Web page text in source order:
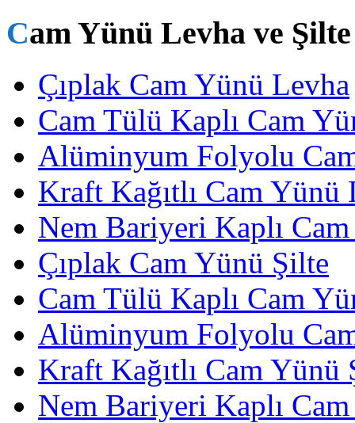
Cam Yünü Levha ve Şilte
Çıplak Cam Yünü Levha
Cam Tülü Kaplı Cam
Alüminyum Folyolu
Kraft Kağıtlı Cam Yünü
Nem Bariyeri Kaplı
Çıplak Cam Yünü Şilte
Cam Tülü Kaplı Cam
Alüminyum Folyolu
Kraft Kağıtlı Cam Yünü
Nem Bariyeri Kaplı